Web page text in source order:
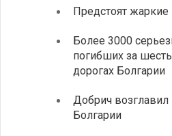
Предстоят
Более 3000
погибших за
дорогах Болгарии
Добрич возглавил
Болгарии